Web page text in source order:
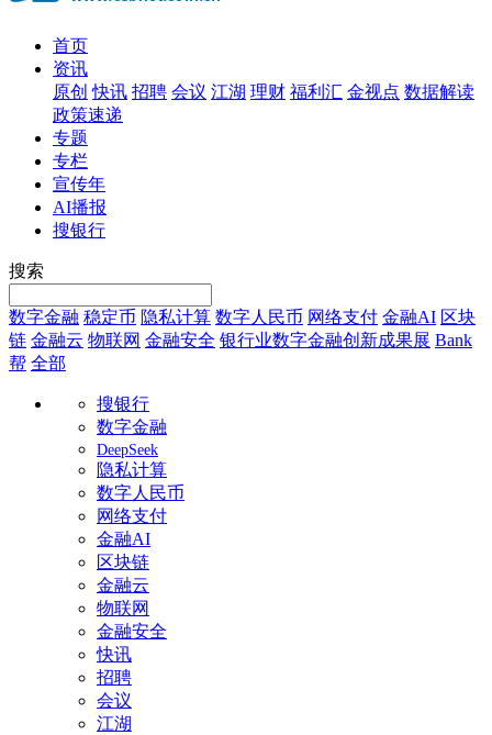
首页
资讯
原创 快讯 招聘 会议 江湖 理财 福利汇 金视点 数据解读
政策速递
专题
专栏
宣传年
AI播报
搜银行
搜索
数字金融 稳定币 隐私计算 数字人民币 网络支付 金融AI 区块
链 金融云 物联网 金融安全 银行业数字金融创新成果展 Bank
帮 全部
搜银行
数字金融
DeepSeek
隐私计算
数字人民币
网络支付
金融AI
区块链
金融云
物联网
金融安全
快讯
招聘
会议
江湖